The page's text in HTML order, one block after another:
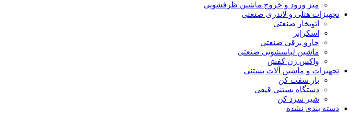
میز ورود و خروج ماشین ظرفشویی
تجهیزات هتلی و لاندری صنعتی
اتوبخار صنعتی
اسکرابر
جارو برقی صنعتی
ماشین لباسشویی صنعتی
واکس زن کفش
تجهیزات و ماشین آلات بستنی
بار سفت کن
دستگاه بستنی قیفی
شیر سرد کن
دسته بندی نشده